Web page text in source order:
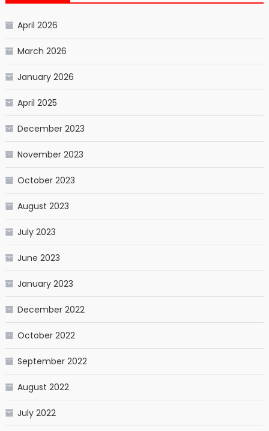
April 2026
March 2026
January 2026
April 2025
December 2023
November 2023
October 2023
August 2023
July 2023
June 2023
January 2023
December 2022
October 2022
September 2022
August 2022
July 2022